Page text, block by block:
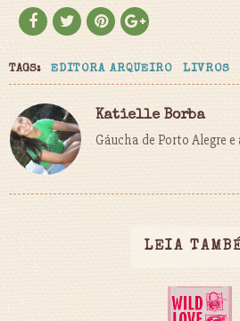
TAGS: EDITORA ARQUEIRO LIVROS
Katielle Borba
Gáucha de Porto Alegre
LEIA